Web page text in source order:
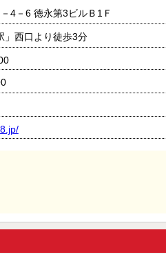
4－6 徳永第3ビルＢ1Ｆ
」西口より徒歩3分